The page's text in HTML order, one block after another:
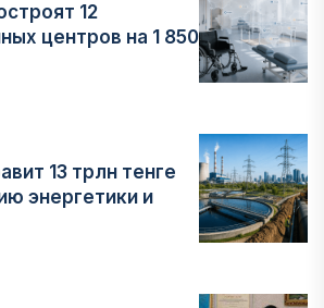
12
центров на 1 850
13 трлн тенге
энергетики и